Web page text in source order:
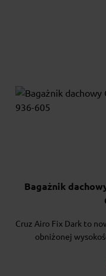
Bagażnik
Cruz Airo Fix Dark to
obniżonej